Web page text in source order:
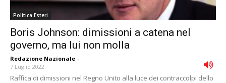
Politica Esteri
Boris Johnson: dimissioni a catena nel
governo, ma lui non molla
Redazione Nazionale -
7 Luglio 2022
Raffica di dimissioni nel Regno Unito alla luce dei contraccolpi dello